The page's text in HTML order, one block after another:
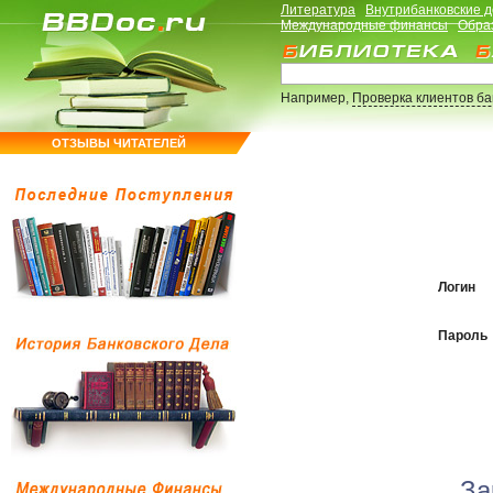
ОТЗЫВЫ ЧИТАТЕЛЕЙ
Литература
Внутрибанковские
Международные финансы
Например,Проверка клиентов
Логин
Пароль